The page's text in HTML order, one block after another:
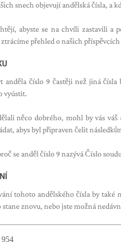
snech objevují andělská čísla, a
abyste se na chvíli zastavili a
přehled o našich
anděla číslo 9 častěji než jiná
vyústit.
něco dobrého, mohl by vás
abys byl připraven čelit
se anděl číslo 9 nazývá Číslo
tohoto andělského čísla by také
stane znovu, nebo jste možná